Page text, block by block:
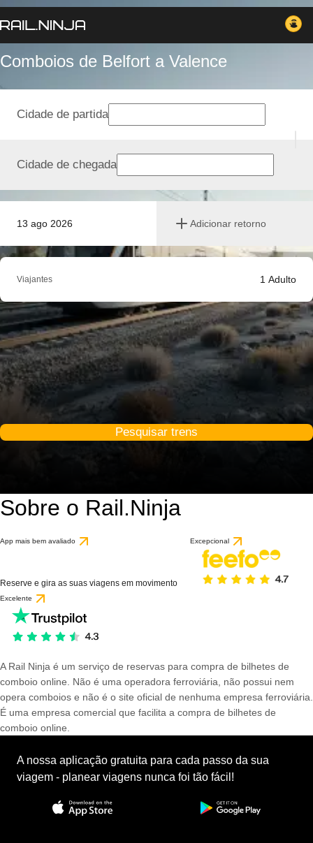
Comboios de Belfort a Valence
13 ago 2026 Adicionar retorno
Cidade de partida
Cidade de chegada
Viajantes 1 Adulto
Pesquisar trens
Sobre o Rail.Ninja
App mais bem avaliado
Reserve e gira as suas viagens em movimento
Excepcional
Excelente
A Rail Ninja é um serviço de reservas para compra de bilhetes de
comboio online. Não é uma operadora ferroviária, não possui nem
opera comboios e não é o site oficial de nenhuma empresa ferroviária.
É uma empresa comercial que facilita a compra de bilhetes de
comboio online.
A nossa aplicação gratuita para cada passo da sua
viagem - planear viagens nunca foi tão fácil!